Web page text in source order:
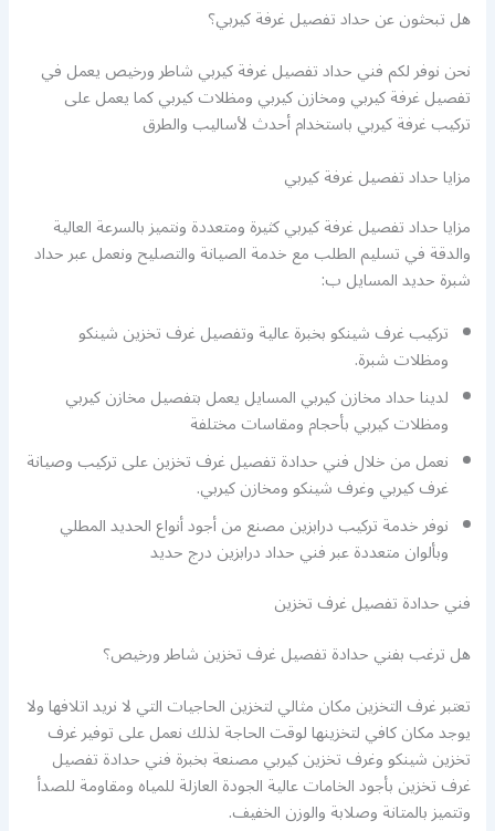
هل تبحثون عن حداد تفصيل غرفة كيربي؟
نحن نوفر لكم فني حداد تفصيل غرفة كيربي شاطر ورخيص يعمل في
تفصيل غرفة كيربي ومخازن كيربي ومظلات كيربي كما يعمل على
تركيب غرفة كيربي باستخدام أحدث لأساليب والطرق
مزايا حداد تفصيل غرفة كيربي
مزايا حداد تفصيل غرفة كيربي كثيرة ومتعددة ونتميز بالسرعة العالية
والدقة في تسليم الطلب مع خدمة الصيانة والتصليح ونعمل عبر حداد
شبرة حديد المسايل ب:
تركيب غرف شينكو بخبرة عالية وتفصيل غرف تخزين شينكو
ومظلات شبرة.
لدينا حداد مخازن كيربي المسايل يعمل بتفصيل مخازن كيربي
ومظلات كيربي بأحجام ومقاسات مختلفة
نعمل من خلال فني حدادة تفصيل غرف تخزين على تركيب وصيانة
غرف كيربي وغرف شينكو ومخازن كيربي.
نوفر خدمة تركيب درابزين مصنع من أجود أنواع الحديد المطلي
وبألوان متعددة عبر فني حداد درابزين درج حديد
فني حدادة تفصيل غرف تخزين
هل ترغب بفني حدادة تفصيل غرف تخزين شاطر ورخيص؟
تعتبر غرف التخزين مكان مثالي لتخزين الحاجيات التي لا نريد اتلافها ولا
يوجد مكان كافي لتخزينها لوقت الحاجة لذلك نعمل على توفير غرف
تخزين شينكو وغرف تخزين كيربي مصنعة بخبرة فني حدادة تفصيل
غرف تخزين بأجود الخامات عالية الجودة العازلة للمياه ومقاومة للصدأ
وتتميز بالمتانة وصلابة والوزن الخفيف.